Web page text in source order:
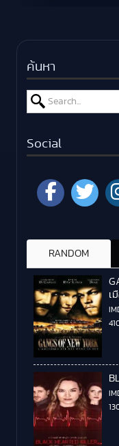
ค้นหา
Search for:
Social
RANDOM
เ